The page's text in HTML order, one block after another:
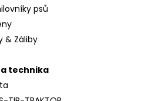
psů
& Záliby
technika
"LOVU ZDAR"